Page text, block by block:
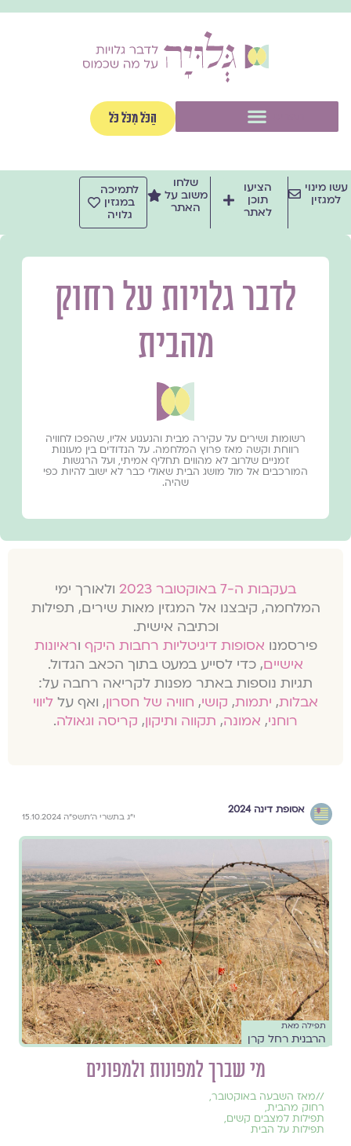
לתוכן
הַכֹּל מִכֹּל כֹּל
עשו מינוי
למגזין
הציעו
תוכן
לאתר
שלחו
משוב על
האתר
לתמיכה
במגזין
גלויה
לדבר גלויות על רחוק
מהבית
רשומות ושירים על עקירה מבית והגעגוע אליו, שהפכו לחוויה
רווחת וקשה מאז פרוץ המלחמה. על הנדודים בין מעונות
זמניים שלרוב לא מהווים תחליף אמיתי, ועל הרגשות
המורכבים אל מול מושג הבית שאולי כבר לא ישוב להיות כפי
שהיה.
בעקבות ה-7 באוקטובר 2023
ולאורך ימי
המלחמה, קיבצנו אל המגזין מאות שירים, תפילות
וכתיבה אישית.
פירסמנו אסופות דיגיטליות רחבות היקף וראיונות
אישיים, כדי לסייע במעט בתוך הכאב הגדול.
תגיות נוספות באתר מפנות לקריאה רחבה על:
אבלות, יתמות, קושי, חוויה של חסרון, ואף על ליווי
רוחני, אמונה, תקווה ותיקון, קריסה וגאולה.
אסופת דינה 2024
י״ג בתשרי ה׳תשפ״ה 15.10.2024
תפילה מאת
הרבנית רחל קרן
מי שברך למפונות ולמפונים
//מאז השבעה באוקטובר,
רחוק מהבית,
תפילות למצבים קשים,
תפילות על הבית